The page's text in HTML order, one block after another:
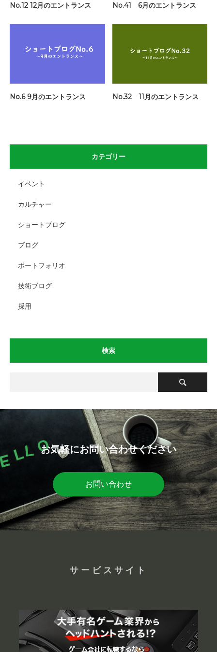
No.12 12月のエントランス No.41 6月のエントランス
No.6 9月のエントランス No.32 11月のエントランス
カテゴリー
イベント
カルチャー
ショートブログ
ブログ
ポートフォリオ
技術ブログ
採用
検索
お気軽にお問い合わせください
お問い合わせ
サービスサイト